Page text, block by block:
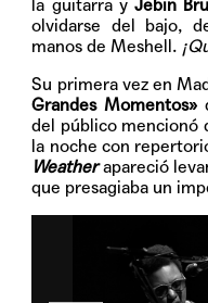
la guitarra yJebin
olvidarse del bajo,
manos de Meshell.
Su primera vez en
Grandes Momentos»
del público mencionó
la noche con
Weather apareció
que presagiaba un